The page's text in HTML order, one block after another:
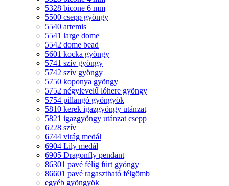
5328 bicone 6 mm
5500 csepp gyöngy
5540 artemis
5541 large dome
5542 dome bead
5601 kocka gyöngy
5741 szív gyöngy
5742 szív gyöngy
5750 koponya gyöngy
5752 négylevelű lóhere gyöngy
5754 pillangó gyöngyök
5810 kerek igazgyöngy utánzat
5821 igazgyöngy utánzat csepp
6228 szív
6744 virág medál
6904 Lily medál
6905 Dragonfly pendant
86301 pavé félig fúrt gyöngy
86601 pavé ragasztható félgömb
egyéb gyöngyök